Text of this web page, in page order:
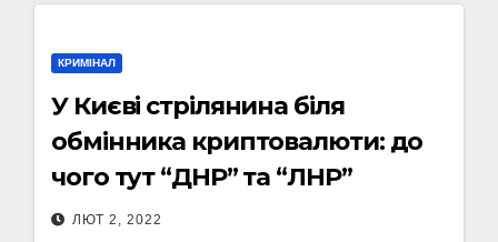
КРИМІНАЛ
У Києві стрілянина біля
обмінника криптовалюти: до
чого тут “ДНР” та “ЛНР”
ЛЮТ 2, 2022